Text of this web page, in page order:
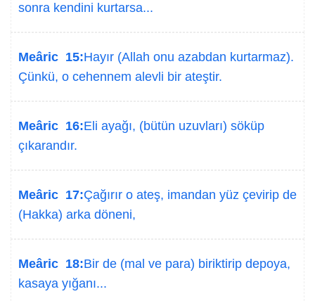
sonra kendini kurtarsa...
Meâric 15:Hayır (Allah onu azabdan kurtarmaz).
Çünkü, o cehennem alevli bir ateştir.
Meâric 16:Eli ayağı, (bütün uzuvları) söküp
çıkarandır.
Meâric 17:Çağırır o ateş, imandan yüz çevirip de
(Hakka) arka döneni,
Meâric 18:Bir de (mal ve para) biriktirip depoya,
kasaya yığanı...